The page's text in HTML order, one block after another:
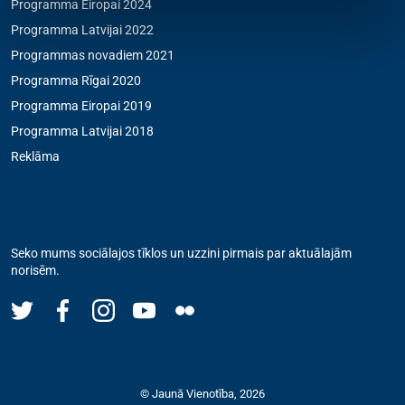
Programma Eiropai 2024
Programma Latvijai 2022
Programmas novadiem 2021
Programma Rīgai 2020
Programma Eiropai 2019
Programma Latvijai 2018
Reklāma
Seko mums sociālajos tīklos un uzzini pirmais par aktuālajām
norisēm.
© Jaunā Vienotība, 2026